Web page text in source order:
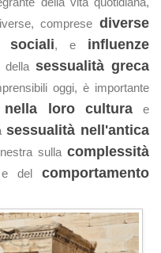
comprese diverse
sociali, e influenze
dellasessualità greca
oggi, è importante
nella loro cultura e
sessualità nell'antica
sulla complessità
delcomportamento